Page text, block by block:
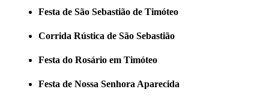
Festa de São Sebastião de Timóteo
Corrida Rústica de São Sebastião
Festa do Rosário em Timóteo
Festa de Nossa Senhora Aparecida